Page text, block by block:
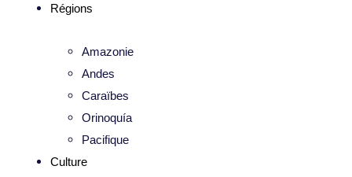
Régions
Amazonie
Andes
Caraïbes
Orinoquía
Pacifique
Culture